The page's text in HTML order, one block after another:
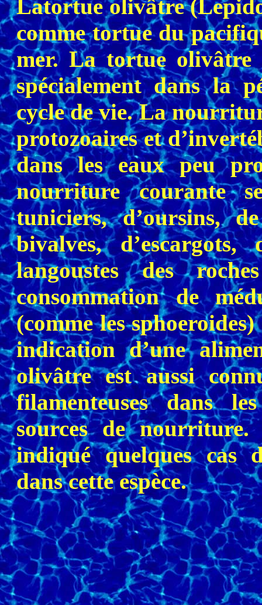
Latortue olivâtre
comme tortue du
mer. La tortue olivâtre
spécialement dans la
cycle de vie. La
protozoaires et
dans les eaux peu
nourriture courante
tuniciers, d’oursins,
bivalves,
langoustes des
consommation de
(comme les
indication d’une
olivâtre est aussi
filamenteuses dans
sources de
indiqué quelques cas
dans cette espèce.